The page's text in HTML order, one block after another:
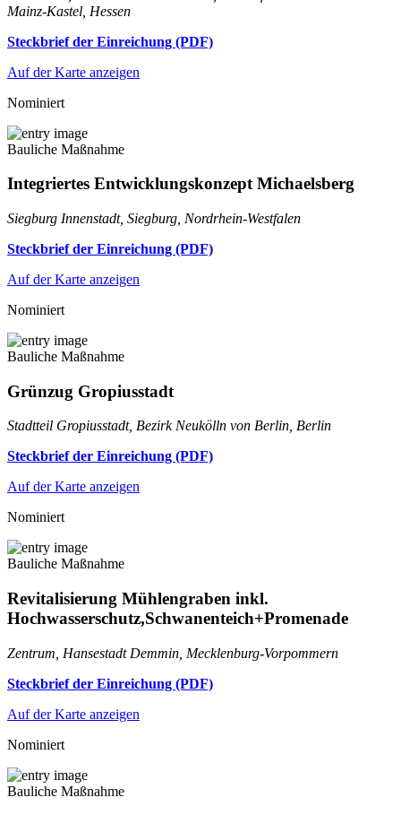
Mainz-Kastel, Hessen
Steckbrief der Einreichung (PDF)
Auf der Karte anzeigen
Nominiert
Bauliche Maßnahme
Integriertes Entwicklungskonzept Michaelsberg
Siegburg Innenstadt, Siegburg, Nordrhein-Westfalen
Steckbrief der Einreichung (PDF)
Auf der Karte anzeigen
Nominiert
Bauliche Maßnahme
Grünzug Gropiusstadt
Stadtteil Gropiusstadt, Bezirk Neukölln von Berlin, Berlin
Steckbrief der Einreichung (PDF)
Auf der Karte anzeigen
Nominiert
Bauliche Maßnahme
Revitalisierung Mühlengraben inkl.
Hochwasserschutz,Schwanenteich+Promenade
Zentrum, Hansestadt Demmin, Mecklenburg-Vorpommern
Steckbrief der Einreichung (PDF)
Auf der Karte anzeigen
Nominiert
Bauliche Maßnahme